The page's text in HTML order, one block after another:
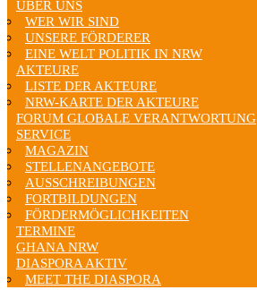
ÜBER UNS
WER WIR SIND
UNSERE FÖRDERER
EINE WELT POLITIK IN NRW
AKTEURE
LISTE DER AKTEURE
NRW-KARTE DER AKTEURE
FORUM GLOBALE VERANTWORTUNG
SERVICE
MAGAZIN
STELLENANGEBOTE
AUSSCHREIBUNGEN
FORTBILDUNGEN
FÖRDERMÖGLICHKEITEN
TERMINE
GHANA NRW
DIASPORA AKTIV
MEET THE DIASPORA